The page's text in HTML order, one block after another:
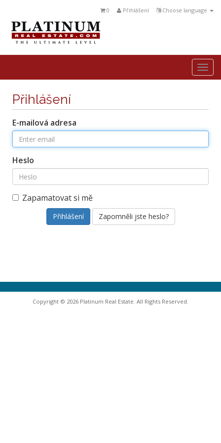
Choose language
Přihlášení
0
Přihlášení
E-mailová adresa
Heslo
Zapamatovat si mě
Zapomněli jste heslo?
Copyright © 2026 Platinum Real Estate. All Rights Reserved.